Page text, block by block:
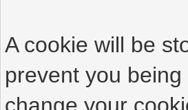
A cookie will be
prevent you